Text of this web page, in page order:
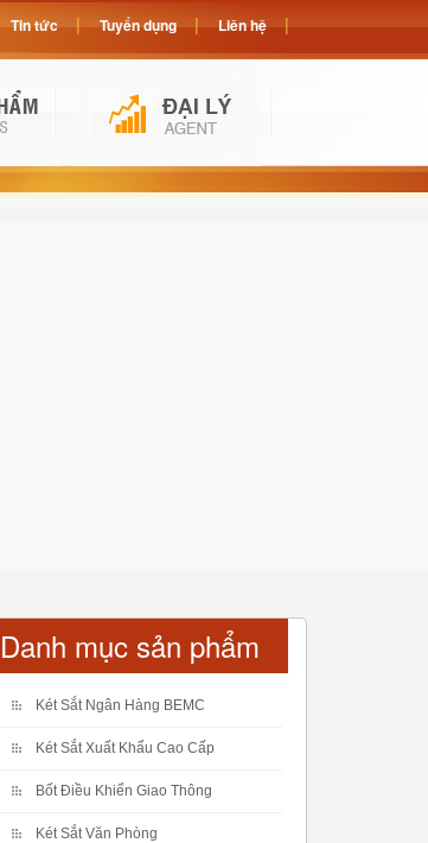
Danh mục sản phẩm
Két Sắt Ngân Hàng BEMC
Két Sắt Xuất Khẩu Cao Cấp
Bốt Điều Khiển Giao Thông
Két Sắt Văn Phòng
Tin tức Tuyển dụng Liên hệ